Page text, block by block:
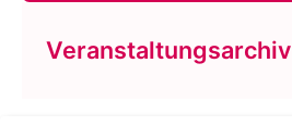
Veranstaltungsarchiv